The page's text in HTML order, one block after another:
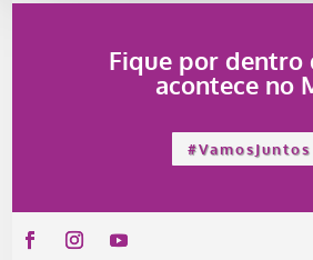
Fique por dentro
acontece no
#VamosJuntos